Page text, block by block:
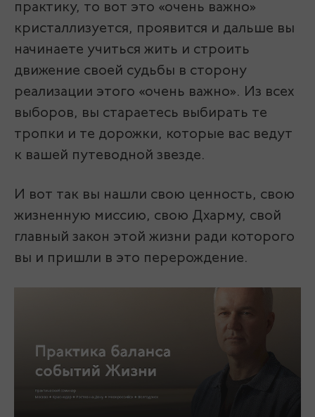
практику, то вот это «очень важно»
кристаллизуется, проявится и дальше вы
начинаете учиться жить и строить
движение своей судьбы в сторону
реализации этого «очень важно». Из всех
выборов, вы стараетесь выбирать те
тропки и те дорожки, которые вас ведут
к вашей путеводной звезде.
И вот так вы нашли свою ценность, свою
жизненную миссию, свою Дхарму, свой
главный закон этой жизни ради которого
вы и пришли в это перерождение.